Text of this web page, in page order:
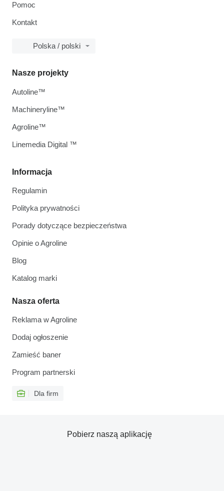
Pomoc
Kontakt
Polska / polski
Informacja
Regulamin
Polityka prywatności
Porady dotyczące bezpieczeństwa
Opinie o Agroline
Blog
Katalog marki
Nasza oferta
Reklama w Agroline
Dodaj ogłoszenie
Zamieść baner
Program partnerski
Dla firm
Nasze projekty
Autoline™
Machineryline™
Agroline™
Linemedia Digital ™
Pobierz naszą aplikację